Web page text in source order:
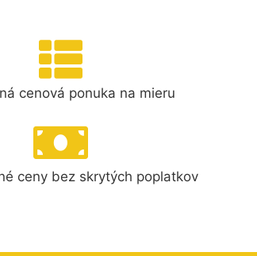
cenová ponuka na mieru
ceny bez skrytých poplatkov